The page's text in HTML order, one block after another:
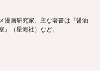
漫画研究家。主な著書は『醤油
（星海社）など。